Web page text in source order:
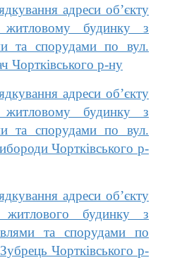
адреси об’єкту
житловому будинку з
та спорудами по вул.
Чортківського р-ну
адреси об’єкту
житловому будинку з
та спорудами по вул.
Чортківського р-
адреси об’єкту
житлового будинку з
та спорудами по
Чортківського р-